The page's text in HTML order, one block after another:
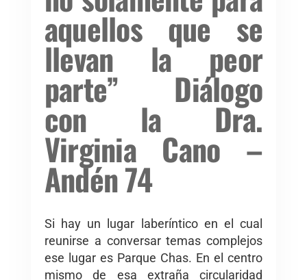
aquellos que se
llevan la peor
parte” Diálogo
con la Dra.
Virginia Cano –
Andén 74
Si hay un lugar laberíntico en el cual
reunirse a conversar temas complejos
ese lugar es Parque Chas. En el centro
mismo de esa extraña circularidad